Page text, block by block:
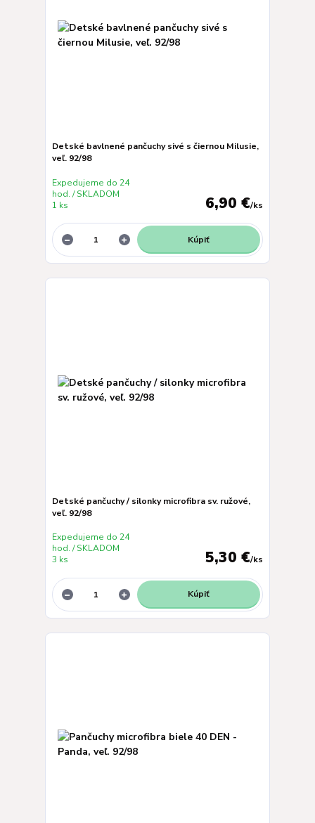
Detské bavlnené pančuchy sivé s čiernou Milusie,
veľ. 92/98
6,90 €/ks
Expedujeme do 24
hod. / SKLADOM
1 ks
Kúpiť
Detské pančuchy / silonky microfibra sv. ružové,
veľ. 92/98
5,30 €/ks
Expedujeme do 24
hod. / SKLADOM
3 ks
Kúpiť